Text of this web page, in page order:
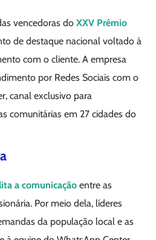
vencedoras doXXV Prêmio
de destaque nacional voltado à
com o cliente. A empresa
por Redes Sociais com o
canal exclusivo para
comunitárias em 27 cidades do
a comunicação entre as
Por meio dela, líderes
da população local e as